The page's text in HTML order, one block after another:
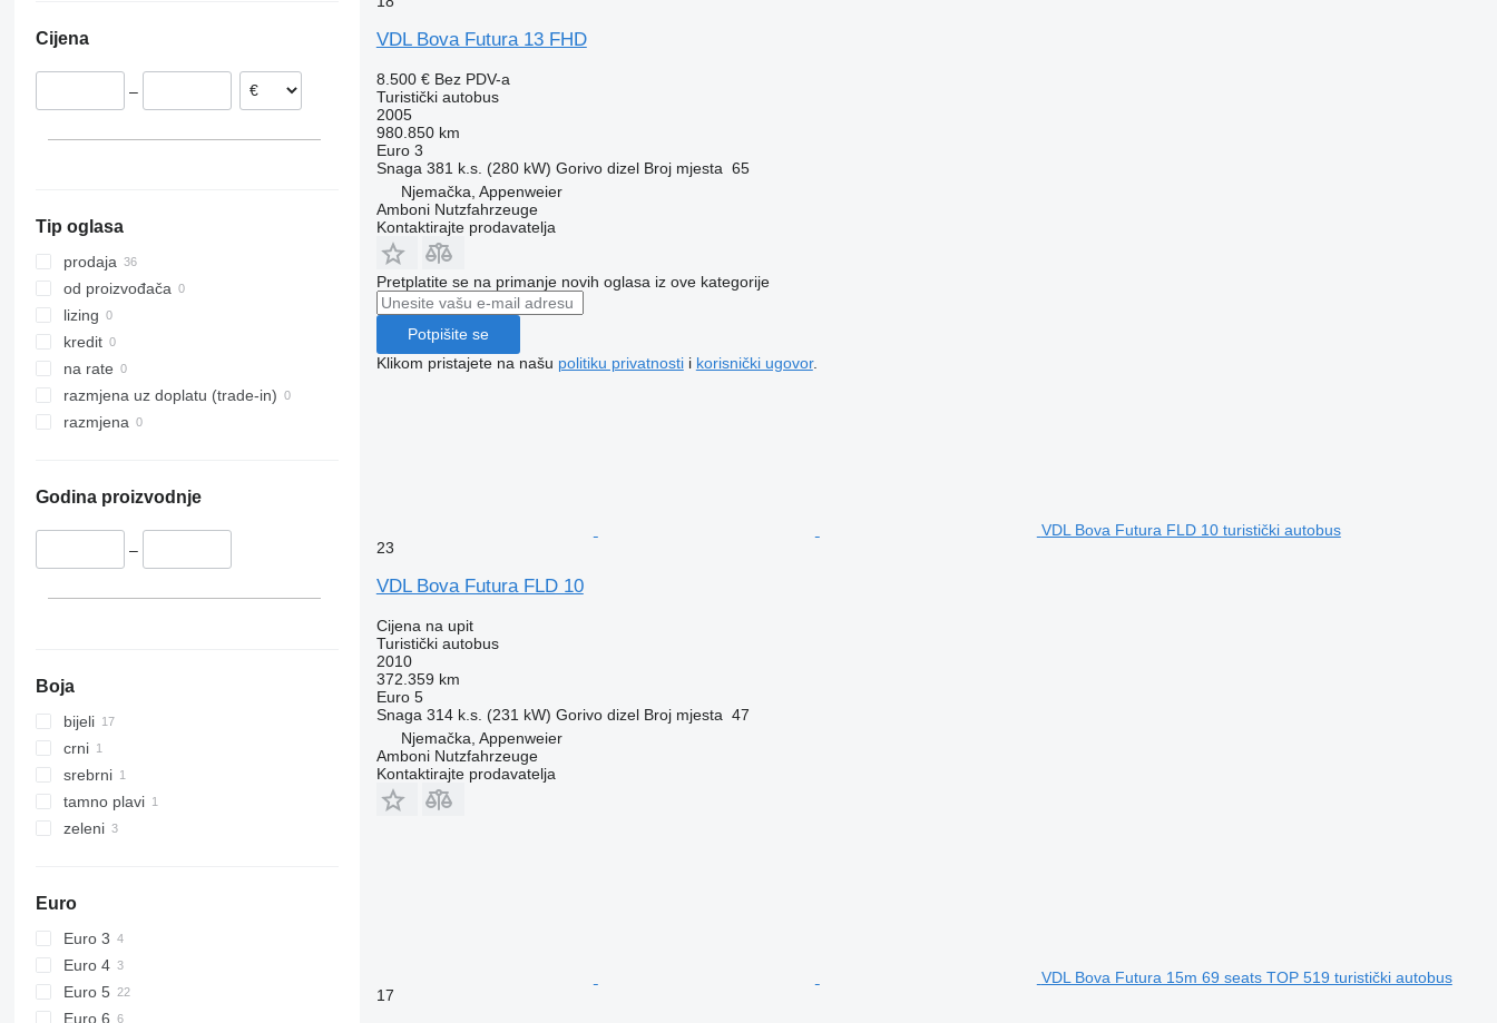
Francuska
Njemačka
Cijena
–
Tip oglasa
prodaja
od proizvođača
lizing
kredit
na rate
razmjena uz doplatu (trade-in)
razmjena
Godina proizvodnje
–
Boja
bijeli
crni
srebrni
tamno plavi
zeleni
Euro
Euro 3
Euro 4
Euro 5
Euro 6
VDL Bova Futura 13 FHD
8.500 € Bez PDV-a
Turistički autobus
2005
980.850 km
Euro 3
Snaga 381 k.s. (280 kW) Gorivo dizel Broj mjesta 65
Njemačka, Appenweier
Amboni Nutzfahrzeuge
Kontaktirajte prodavatelja
Pretplatite se na primanje novih oglasa iz ove kategorije
Potpišite se
Klikom pristajete na našu politiku privatnostii korisnički ugovor.
VDL Bova Futura FLD 10 turistički autobus
23
VDL Bova Futura FLD 10
Cijena na upit
Turistički autobus
2010
372.359 km
Euro 5
Snaga 314 k.s. (231 kW) Gorivo dizel Broj mjesta 47
Njemačka, Appenweier
Amboni Nutzfahrzeuge
Kontaktirajte prodavatelja
VDL Bova Futura 15m 69 seats TOP 519 turistički autobus
17